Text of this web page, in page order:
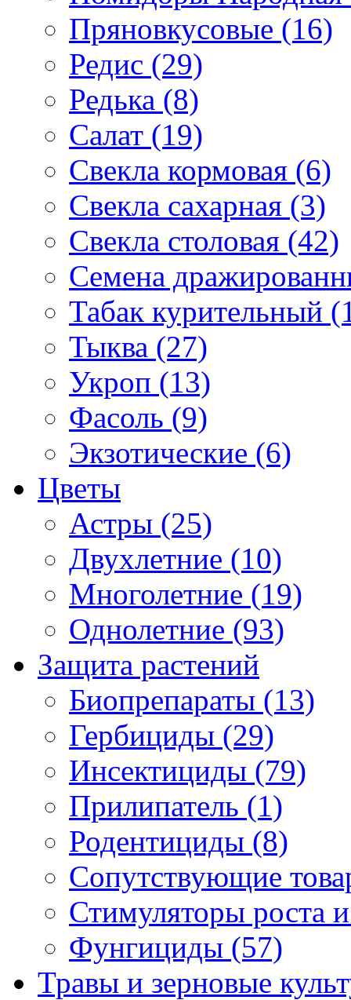
Пряновкусовые (16)
Редис (29)
Редька (8)
Салат (19)
Свекла кормовая (6)
Свекла сахарная (3)
Свекла столовая (42)
Семена
Табак курительный
Тыква (27)
Укроп (13)
Фасоль (9)
Экзотические (6)
Цветы
Астры (25)
Двухлетние (10)
Многолетние (19)
Однолетние (93)
Защита растений
Биопрепараты (13)
Гербициды (29)
Инсектициды (79)
Прилипатель (1)
Родентициды (8)
Сопутствующие
Стимуляторы роста
Фунгициды (57)
Травы и зерновые